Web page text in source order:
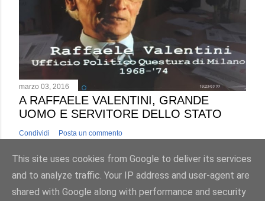
marzo 03, 2016
A RAFFAELE VALENTINI, GRANDE
UOMO E SERVITORE DELLO STATO
Condividi Posta un commento
This site uses cookies from Google to deliver its services
and to analyze traffic. Your IP address and user-agent are
shared with Google along with performance and security